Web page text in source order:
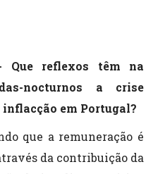
Que reflexos têm na
nocturnos a crise
em Portugal?
que a remuneração é
da contribuição da